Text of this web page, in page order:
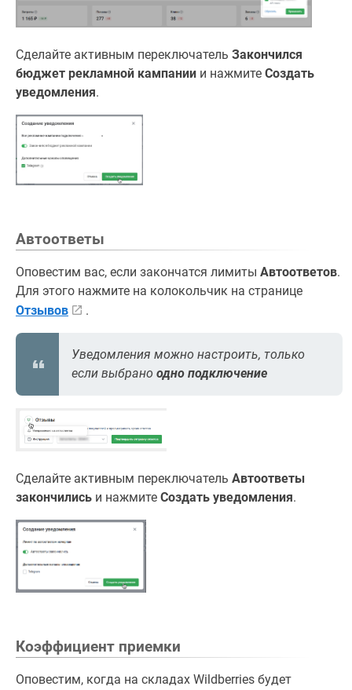
Сделайте активным переключатель Закончился
бюджет рекламной кампании и нажмите Создать
уведомления.
Автоответы
Оповестим вас, если закончатся лимиты Автоответов.
Для этого нажмите на колокольчик на странице
Отзывов
.
Уведомления можно настроить, только
если выбрано одно подключение
Сделайте активным переключатель Автоответы
закончились и нажмите Создать уведомления.
Коэффициент приемки
Оповестим, когда на складах Wildberries будет